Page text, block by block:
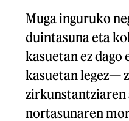
Muga inguruko
duintasuna eta
kasuetan ez
kasuetan legez—
nortasunaren